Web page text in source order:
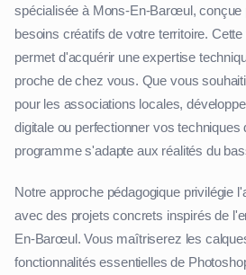
spécialisée à Mons-En-Barœul, conçue
besoins créatifs de votre territoire.
permet d'acquérir une expertise
proche de chez vous. Que vous
pour les associations locales,
digitale ou perfectionner vos
programme s'adapte aux réalités du
Notre approche pédagogique privilégie
avec des projets concrets inspirés de
En-Barœul. Vous maîtriserez les
fonctionnalités essentielles de